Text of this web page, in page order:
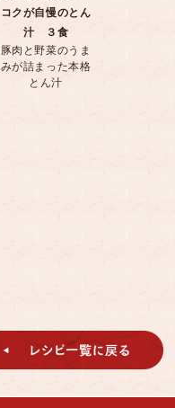
コクが自慢のとん
汁 ３食
豚肉と野菜のうま
みが詰まった本格
とん汁